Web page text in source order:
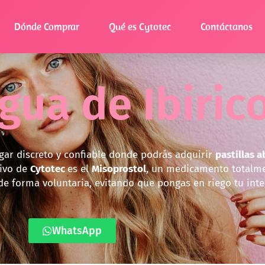
Dónde Comprar Qué es Cytotec Contáctanos
de
discreto y confiable donde podrás adquirirpastillas
de Cytoteces elMisoprostol, un medicamento
forma voluntaria, evitando que pongas en riego tu
WhatsApp